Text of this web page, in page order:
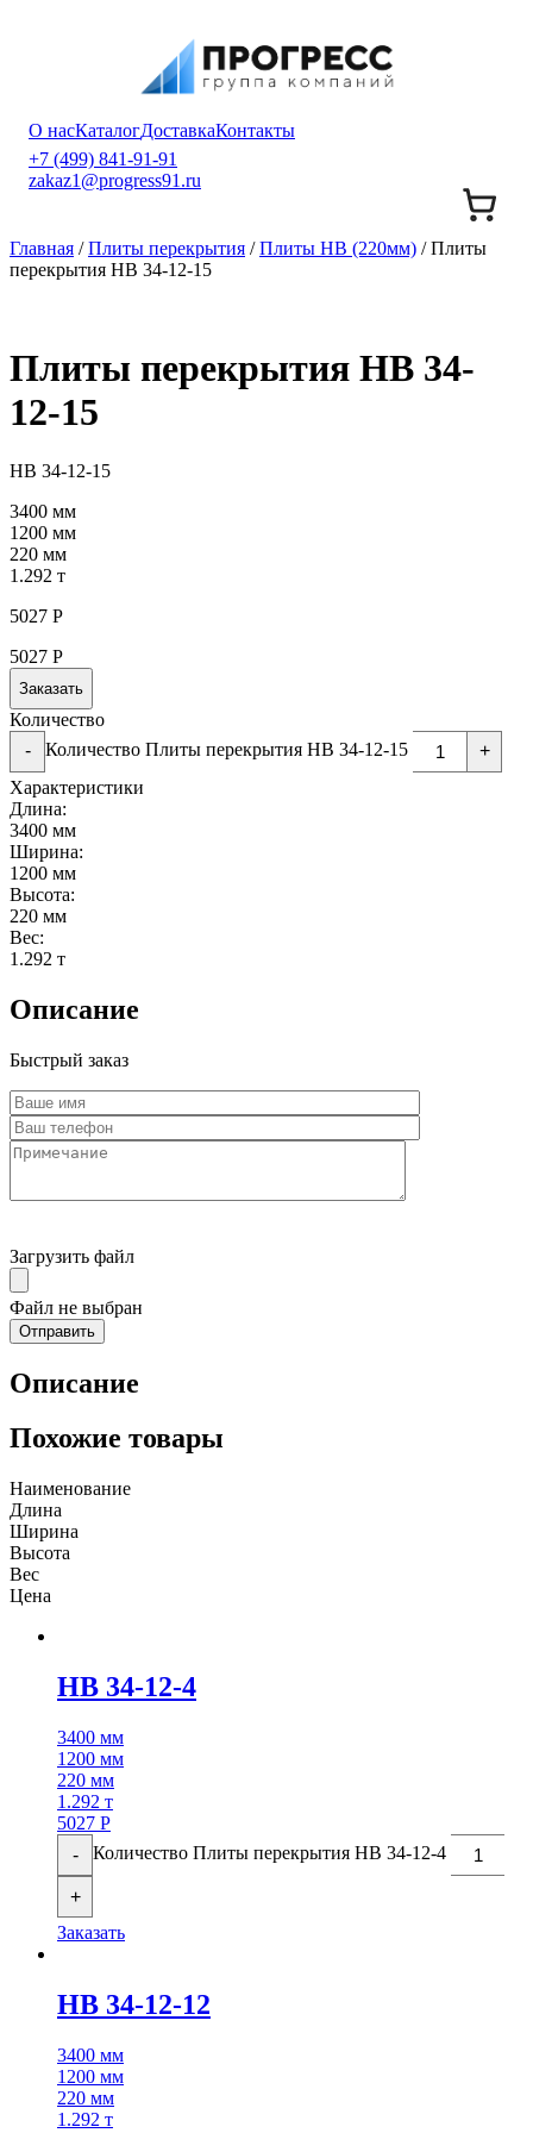
О насКаталогДоставкаКонтакты
+7 (499) 841-91-91
zakaz1@progress91.ru
Главная /Плиты перекрытия /Плиты НВ (220мм) / Плиты
перекрытия НВ 34-12-15
Плиты перекрытия НВ 34-
12-15
НВ 34-12-15
3400 мм
1200 мм
220 мм
1.292 т
5027 Р
5027 Р
Заказать
Количество
-
Количество Плиты перекрытия НВ 34-12-15
+
Характеристики
Длина:
3400 мм
Ширина:
1200 мм
Высота:
220 мм
Вес:
1.292 т
Описание
Быстрый заказ
Загрузить файл
Файл не выбран
Описание
Похожие товары
Наименование
Длина
Ширина
Высота
Вес
Цена
НВ 34-12-4
3400 мм
1200 мм
220 мм
1.292 т
5027 Р
-
Количество Плиты перекрытия НВ 34-12-4
+
Заказать
НВ 34-12-12
3400 мм
1200 мм
220 мм
1.292 т